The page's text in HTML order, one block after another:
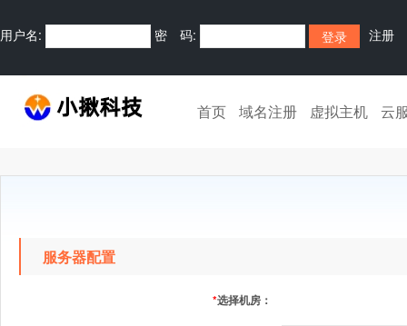
用户名: 密 码: 注册
首页 域名注册 虚拟主机 云
服务器配置
*选择机房：